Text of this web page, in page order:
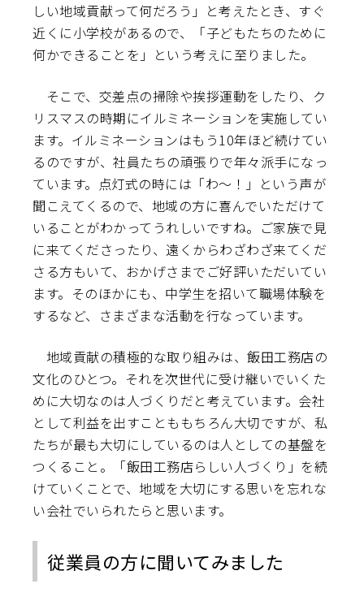
しい地域貢献って何だろう」と考えたとき、すぐ
近くに小学校があるので、「子どもたちのために
何かできることを」という考えに至りました。
そこで、交差点の掃除や挨拶運動をしたり、ク
リスマスの時期にイルミネーションを実施してい
ます。イルミネーションはもう10年ほど続けてい
るのですが、社員たちの頑張りで年々派手になっ
ています。点灯式の時には「わ～！」という声が
聞こえてくるので、地域の方に喜んでいただけて
いることがわかってうれしいですね。ご家族で見
に来てくださったり、遠くからわざわざ来てくだ
さる方もいて、おかげさまでご好評いただいてい
ます。そのほかにも、中学生を招いて職場体験を
するなど、さまざまな活動を行なっています。
地域貢献の積極的な取り組みは、飯田工務店の
文化のひとつ。それを次世代に受け継いでいくた
めに大切なのは人づくりだと考えています。会社
として利益を出すことももちろん大切ですが、私
たちが最も大切にしているのは人としての基盤を
つくること。「飯田工務店らしい人づくり」を続
けていくことで、地域を大切にする思いを忘れな
い会社でいられたらと思います。
従業員の方に聞いてみました